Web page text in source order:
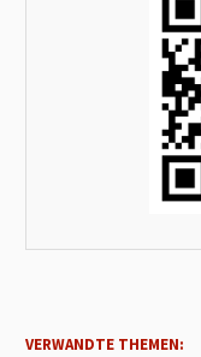
VERWANDTE THEMEN: